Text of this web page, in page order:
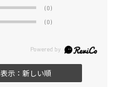
(0)
(0)
表示：新しい順